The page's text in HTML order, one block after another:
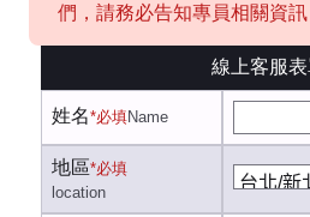
們，請務必告知專員相關資
線上客服
姓名*必填Name
地區*必填
location